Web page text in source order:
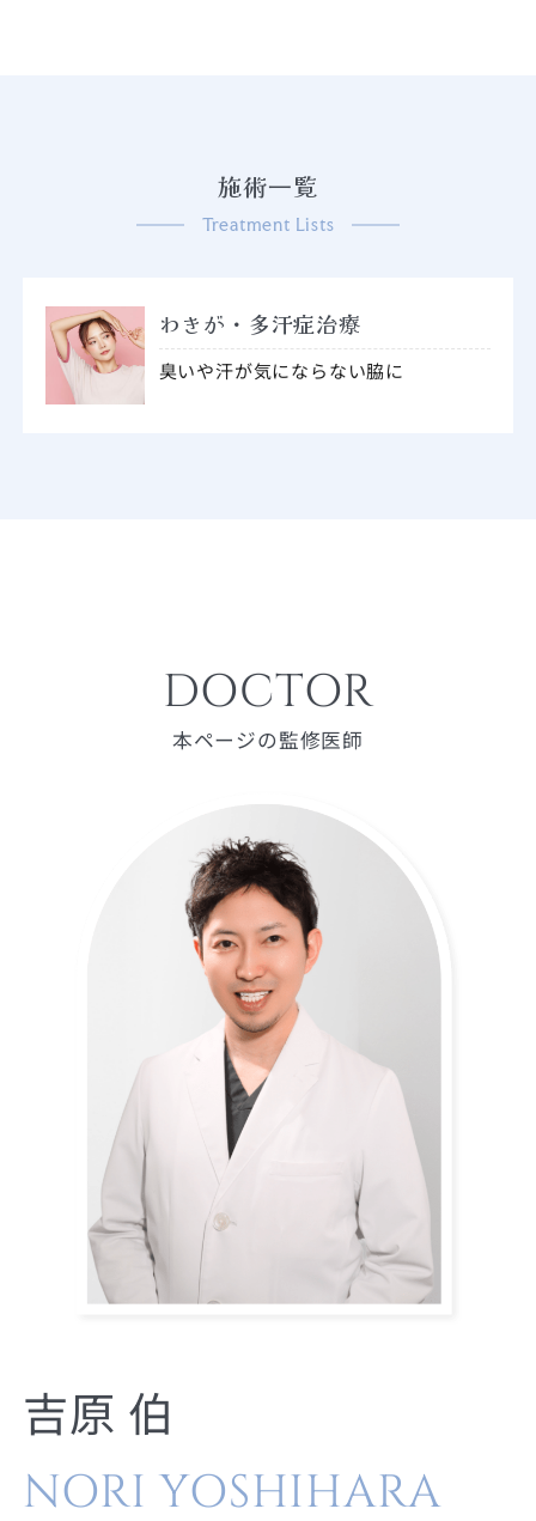
施術⼀覧
Treatment Lists
わきが・多汗症治療
臭いや汗が気にならない脇に
DOCTOR
本ページの監修医師
吉原 伯
NORI YOSHIHARA